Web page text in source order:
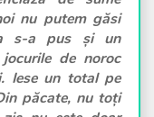
nu putem găsi
s-a pus și un
de noroc
Iese un total pe
păcate, nu toți